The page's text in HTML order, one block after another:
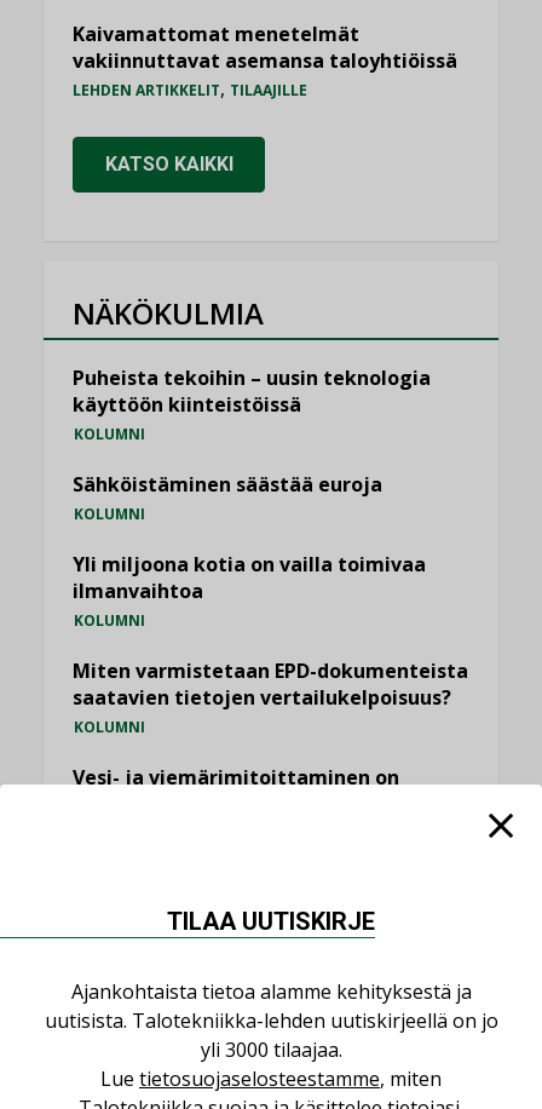
Kaivamattomat menetelmät
vakiinnuttavat asemansa taloyhtiöissä
LEHDEN ARTIKKELIT, TILAAJILLE
KATSO KAIKKI
NÄKÖKULMIA
Puheista tekoihin – uusin teknologia
käyttöön kiinteistöissä
KOLUMNI
Sähköistäminen säästää euroja
KOLUMNI
Yli miljoona kotia on vailla toimivaa
ilmanvaihtoa
KOLUMNI
Miten varmistetaan EPD-dokumenteista
saatavien tietojen vertailukelpoisuus?
KOLUMNI
Vesi- ja viemärimitoittaminen on
KATSO KAIKKI
NIMITYKSET
TILAA UUTISKIRJE
Ajankohtaista tietoa alamme kehityksestä ja
uutisista. Talotekniikka-lehden uutiskirjeellä on jo
yli 3000 tilaajaa.
Lue tietosuojaselosteestamme, miten